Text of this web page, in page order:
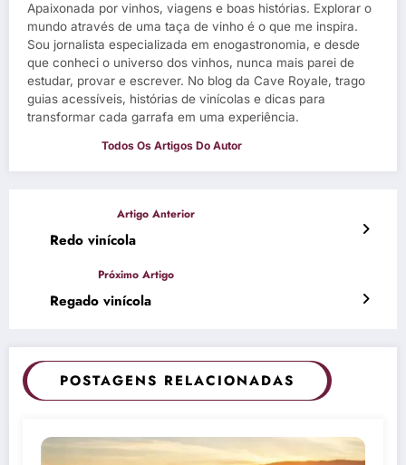
Apaixonada por vinhos, viagens e boas histórias. Explorar o
mundo através de uma taça de vinho é o que me inspira.
Sou jornalista especializada em enogastronomia, e desde
que conheci o universo dos vinhos, nunca mais parei de
estudar, provar e escrever. No blog da Cave Royale, trago
guias acessíveis, histórias de vinícolas e dicas para
transformar cada garrafa em uma experiência.
Redo vinícola
Regado vinícola
POSTAGENS RELACIONADAS